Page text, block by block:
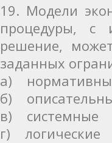
19. Модели
процедуры, с
решение,
заданных
а)
б)
в) системные
г) логические